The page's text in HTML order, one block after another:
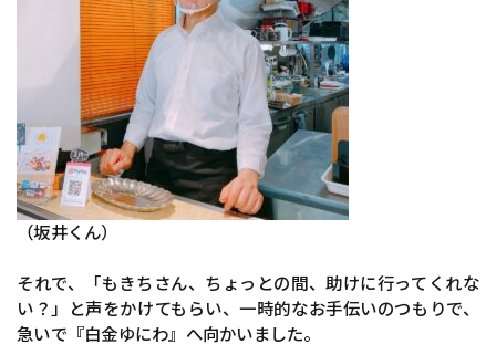
（坂井くん）
それで、「もきちさん、ちょっとの間、助けに行ってくれな
い？」と声をかけてもらい、一時的なお手伝いのつもりで、
急いで『白金ゆにわ』へ向かいました。